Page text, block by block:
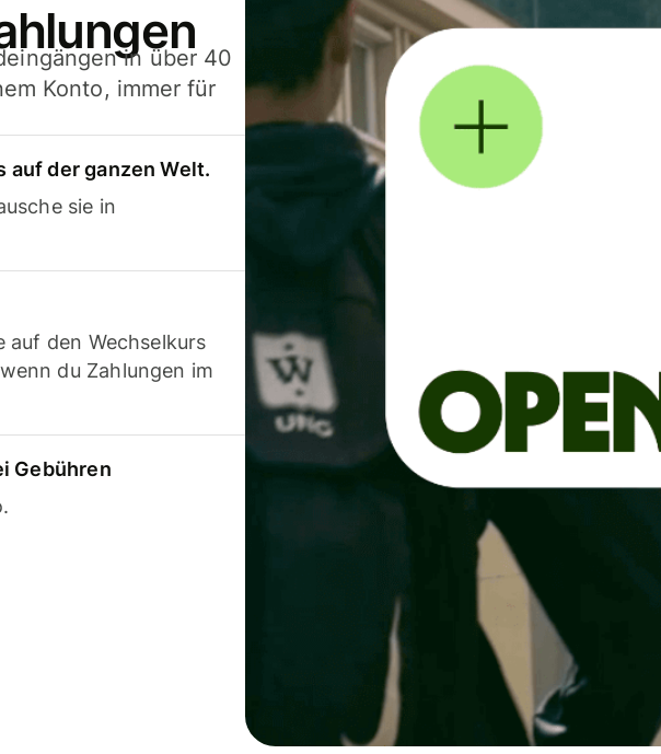
in über 40
Konto, immer für
auf der ganzen Welt.
sie in
auf den Wechselkurs
du Zahlungen im
Gebühren